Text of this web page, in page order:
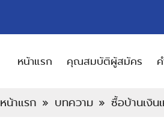
หน้าแรก คุณสมบัติผู้สมัคร
หน้าแรก บทความ ซื้อบ้านเงิ